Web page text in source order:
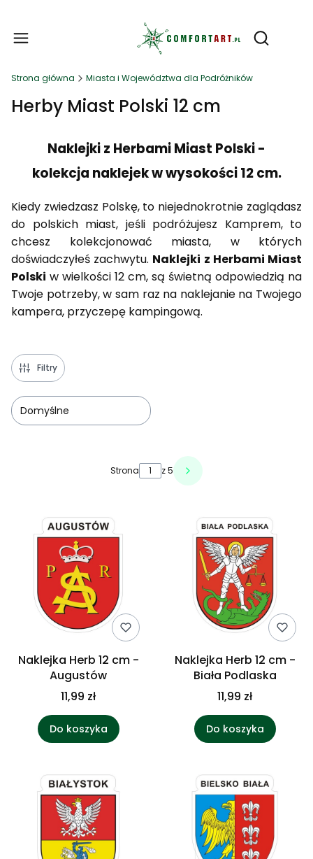
Otwórz
Strona główna Miasta i Województwa dla Podróżników
Herby Miast Polski 12 cm
Naklejki z Herbami Miast Polski -
kolekcja naklejek w wysokości 12 cm.
Kiedy zwiedzasz Polskę, to niejednokrotnie zaglądasz
do polskich miast, jeśli podróżujesz Kamprem, to
chcesz kolekcjonować miasta, w których
doświadczyłeś zachwytu. Naklejki z Herbami Miast
Polski w wielkości 12 cm, są świetną odpowiedzią na
Twoje potrzeby, w sam raz na naklejanie na Twojego
kampera, przyczepę kampingową.
Filtry
Domyślne
Strona z 5
Naklejka Herb 12 cm -
Augustów
11,99 zł
Do koszyka
Naklejka Herb 12 cm -
Biała Podlaska
11,99 zł
Do koszyka